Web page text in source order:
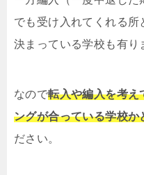
でも受け入れてくれる
決まっている学校も有り
なので転入や編入を考え
ングが合っている学校か
ださい。